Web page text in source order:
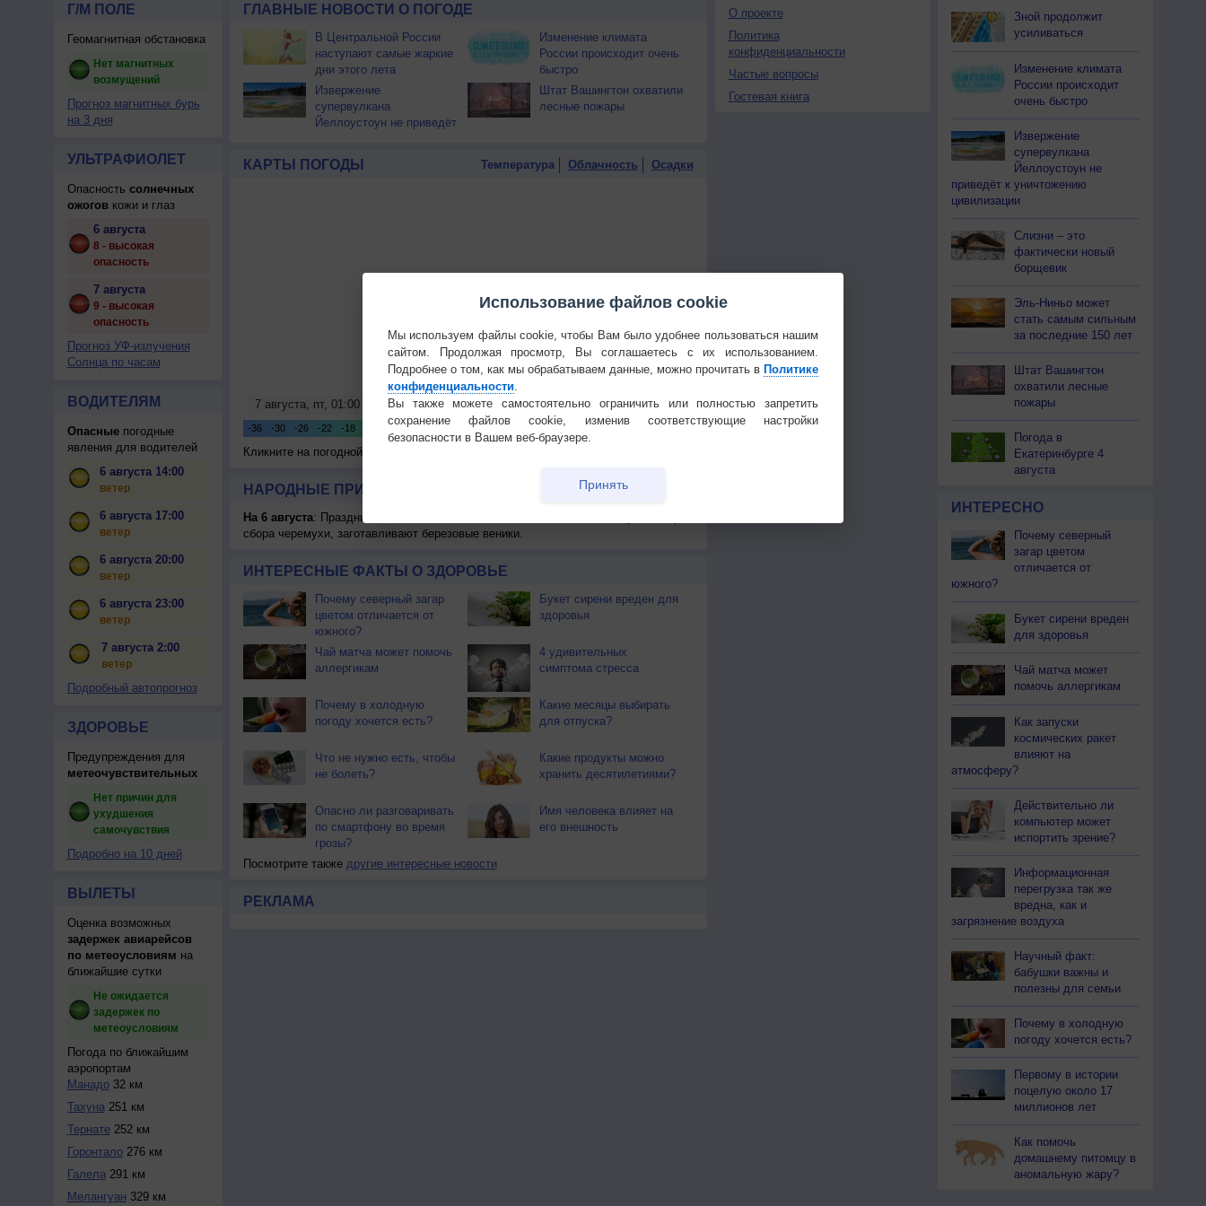
Г/М ПОЛЕ
Геомагнитная обстановка
Нет магнитных
возмущений
Прогноз магнитных бурь
на 3 дня
УЛЬТРАФИОЛЕТ
Опасность солнечных
ожоговкожи и глаз
6 августа
8 - высокая
опасность
7 августа
9 - высокая
опасность
Прогноз УФ-излучения
Солнца по часам
ВОДИТЕЛЯМ
Опасныепогодные
явления для водителей
6 августа 14:00
ветер
6 августа 17:00
ветер
6 августа 20:00
ветер
6 августа 23:00
ветер
7 августа 2:00
ветер
Подробный автопрогноз
ЗДОРОВЬЕ
Предупреждения для
метеочувствительных
Нет причин для
ухудшения
самочувствия
Подробно на 10 дней
ВЫЛЕТЫ
Оценка возможных
задержек авиарейсов
по метеоусловиям на
ближайшие сутки
Не ожидается
задержек по
метеоусловиям
Погода по ближайшим
аэропортам
Манадо32 км
Тахуна251 км
Тернате252 км
Горонтало276 км
Галела291 км
Мелангуан 329 км
ГЛАВНЫЕ НОВОСТИ О ПОГОДЕ
В Центральной России
наступают самые жаркие
дни этого лета
Изменение климата
России происходит очень
быстро
Извержение
супервулкана
Йеллоустоун не приведёт
Штат Вашингтон охватили
лесные пожары
КАРТЫ ПОГОДЫ Температура Облачность Осадки
Кликните на погодной карте для получения подробных данных
НАРОДНЫЕ ПРИМЕТЫ И ПРАЗДНИКИ
На 6 августа: Праздник жатвы. Почти повсеместно поспел хлеб. Наступает пора
сбора черемухи, заготавливают березовые веники.
ИНТЕРЕСНЫЕ ФАКТЫ О ЗДОРОВЬЕ
Почему северный загар
цветом отличается от
южного?
Букет сирени вреден для
здоровья
Чай матча может помочь
аллергикам
4 удивительных
симптома стресса
Почему в холодную
погоду хочется есть?
Какие месяцы выбирать
для отпуска?
Что не нужно есть, чтобы
не болеть?
Какие продукты можно
хранить десятилетиями?
Опасно ли разговаривать
по смартфону во время
грозы?
Имя человека влияет на
его внешность
Посмотрите также другие интересные новости
РЕКЛАМА
О проекте
Политика
конфиденциальности
Частые вопросы
Гостевая книга
Зной продолжит
усиливаться
Изменение климата
России происходит
очень быстро
Извержение
супервулкана
Йеллоустоун не
приведёт к уничтожению
цивилизации
Слизни – это
фактически новый
борщевик
Эль-Ниньо может
стать самым сильным
за последние 150 лет
Штат Вашингтон
охватили лесные
пожары
Погода в
Екатеринбурге 4
августа
ИНТЕРЕСНО
Почему северный
загар цветом
отличается от
южного?
Букет сирени вреден
для здоровья
Чай матча может
помочь аллергикам
Как запуски
космических ракет
влияют на
атмосферу?
Действительно ли
компьютер может
испортить зрение?
Информационная
перегрузка так же
вредна, как и
загрязнение воздуха
Научный факт:
бабушки важны и
полезны для семьи
Почему в холодную
погоду хочется есть?
Первому в истории
поцелую около 17
миллионов лет
Как помочь
домашнему питомцу в
аномальную жару?
Использование файлов cookie
Мы используем файлы cookie, чтобы Вам было удобнее пользоваться нашим
сайтом. Продолжая просмотр, Вы соглашаетесь с их использованием.
Подробнее о том, как мы обрабатываем данные, можно прочитать в Политике
конфиденциальности
Вы также можете самостоятельно ограничить или полностью запретить
сохранение файлов cookie, изменив соответствующие настройки
безопасности в Вашем веб-браузере.
Принять